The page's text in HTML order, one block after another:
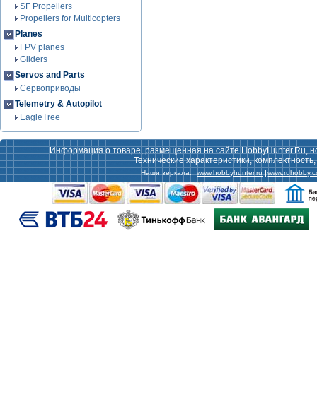
SF Propellers
Propellers for Multicopters
Planes
FPV planes
Gliders
Servos and Parts
Сервоприводы
Telemetry & Autopilot
EagleTree
Информация о товаре, размещенная на сайте HobbyHunter.Ru,
Технические характеристики,
Наши зеркала: www.hobbyhunter.ru